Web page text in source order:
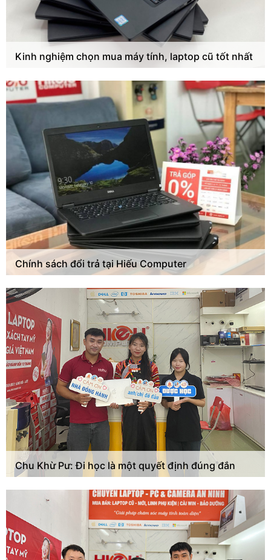
Kinh nghiệm chọn mua máy tính, laptop cũ tốt nhất
Chính sách đổi trả tại Hiếu Computer
Chu Khừ Pư: Đi học là một quyết định đúng đắn